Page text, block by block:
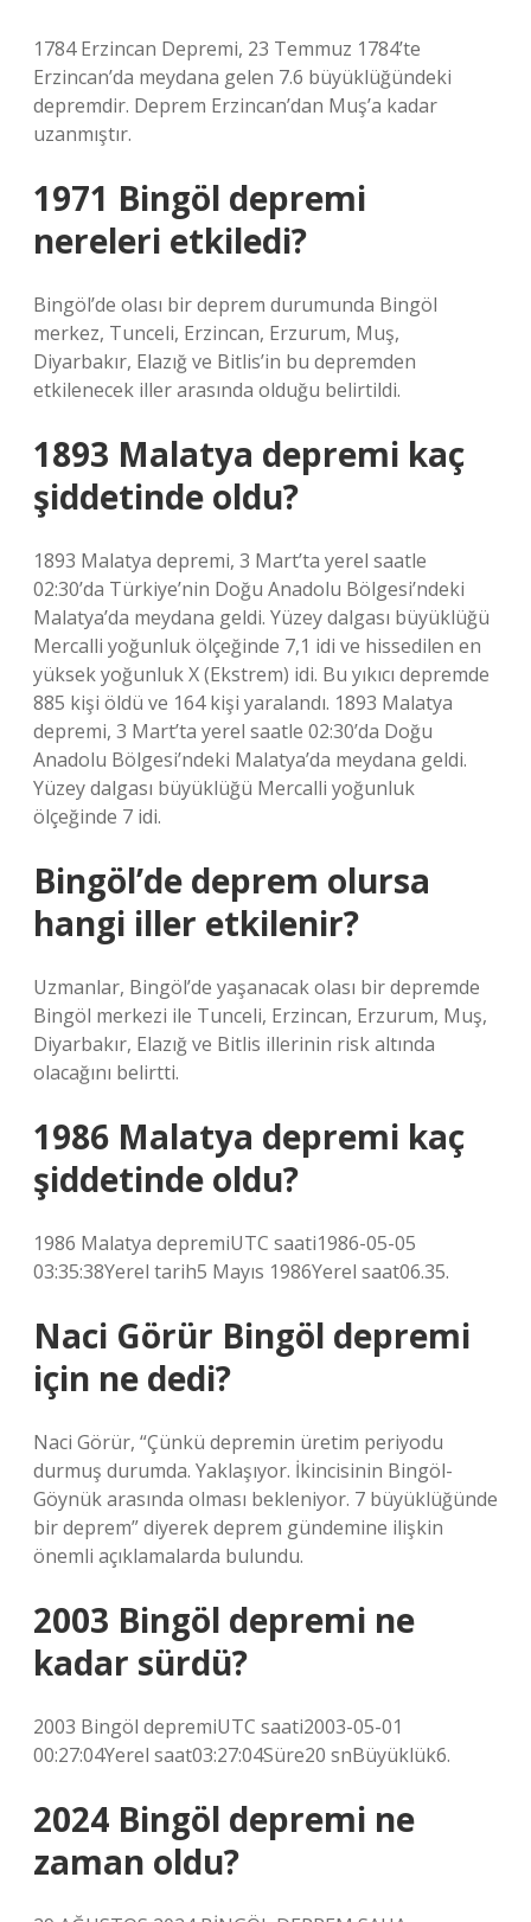
1784 Erzincan Depremi, 23 Temmuz 1784’te
Erzincan’da meydana gelen 7.6 büyüklüğündeki
depremdir. Deprem Erzincan’dan Muş’a kadar
uzanmıştır.
1971 Bingöl depremi
nereleri etkiledi?
Bingöl’de olası bir deprem durumunda Bingöl
merkez, Tunceli, Erzincan, Erzurum, Muş,
Diyarbakır, Elazığ ve Bitlis’in bu depremden
etkilenecek iller arasında olduğu belirtildi.
1893 Malatya depremi kaç
şiddetinde oldu?
1893 Malatya depremi, 3 Mart’ta yerel saatle
02:30’da Türkiye’nin Doğu Anadolu Bölgesi’ndeki
Malatya’da meydana geldi. Yüzey dalgası büyüklüğü
Mercalli yoğunluk ölçeğinde 7,1 idi ve hissedilen en
yüksek yoğunluk X (Ekstrem) idi. Bu yıkıcı depremde
885 kişi öldü ve 164 kişi yaralandı. 1893 Malatya
depremi, 3 Mart’ta yerel saatle 02:30’da Doğu
Anadolu Bölgesi’ndeki Malatya’da meydana geldi.
Yüzey dalgası büyüklüğü Mercalli yoğunluk
ölçeğinde 7 idi.
Bingöl’de deprem olursa
hangi iller etkilenir?
Uzmanlar, Bingöl’de yaşanacak olası bir depremde
Bingöl merkezi ile Tunceli, Erzincan, Erzurum, Muş,
Diyarbakır, Elazığ ve Bitlis illerinin risk altında
olacağını belirtti.
1986 Malatya depremi kaç
şiddetinde oldu?
1986 Malatya depremiUTC saati1986-05-05
03:35:38Yerel tarih5 Mayıs 1986Yerel saat06.35.
Naci Görür Bingöl depremi
için ne dedi?
Naci Görür, “Çünkü depremin üretim periyodu
durmuş durumda. Yaklaşıyor. İkincisinin Bingöl-
Göynük arasında olması bekleniyor. 7 büyüklüğünde
bir deprem” diyerek deprem gündemine ilişkin
önemli açıklamalarda bulundu.
2003 Bingöl depremi ne
kadar sürdü?
2003 Bingöl depremiUTC saati2003-05-01
00:27:04Yerel saat03:27:04Süre20 snBüyüklük6.
2024 Bingöl depremi ne
zaman oldu?